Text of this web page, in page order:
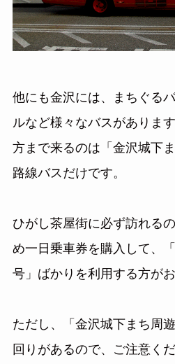
他にも金沢には、まちぐる
ルなど様々なバスがありま
方まで来るのは「金沢城下
路線バスだけです。
ひがし茶屋街に必ず訪れる
め一日乗車券を購入して、
号」ばかりを利用する方がお
ただし、「金沢城下まち周
回りがあるので、ご注意くだ